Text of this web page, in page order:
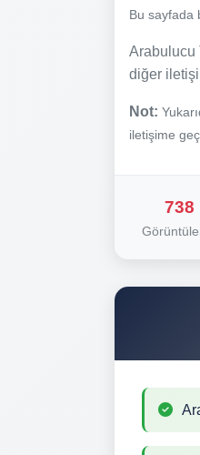
Bu sayfada
Arabulucu
diğer
Not:
iletişime
738